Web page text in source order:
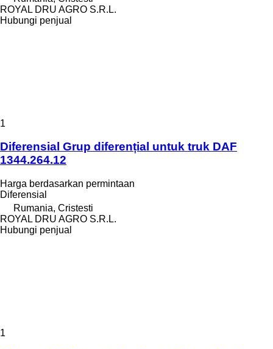
ROYAL DRU AGRO S.R.L.
Hubungi penjual
1
Diferensial Grup diferențial untuk truk DAF
1344.264.12
Harga berdasarkan permintaan
Diferensial
Rumania, Cristesti
ROYAL DRU AGRO S.R.L.
Hubungi penjual
1